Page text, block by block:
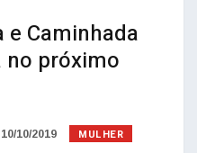
e Caminhada
no próximo
10/10/2019 MULHER